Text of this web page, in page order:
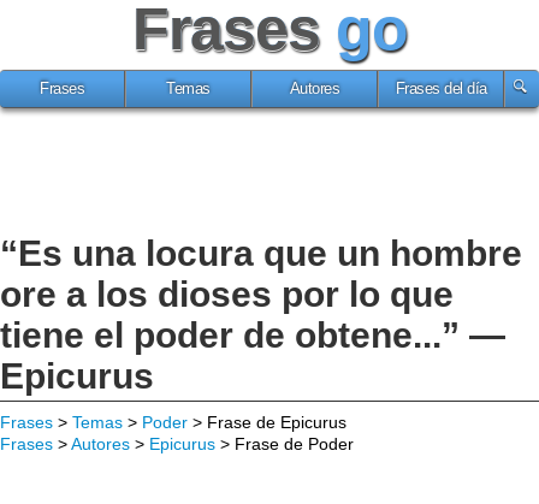
Frases go
Frases Temas Autores Frases del día
“Es una locura que un hombre
ore a los dioses por lo que
tiene el poder de obtene...” —
Epicurus
Frases > Temas > Poder > Frase de Epicurus
Frases >Autores > Epicurus > Frase de Poder